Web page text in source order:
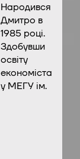
Народився
Дмитро в
1985 році.
Здобувши
освіту
економіста
у МЕГУ ім.